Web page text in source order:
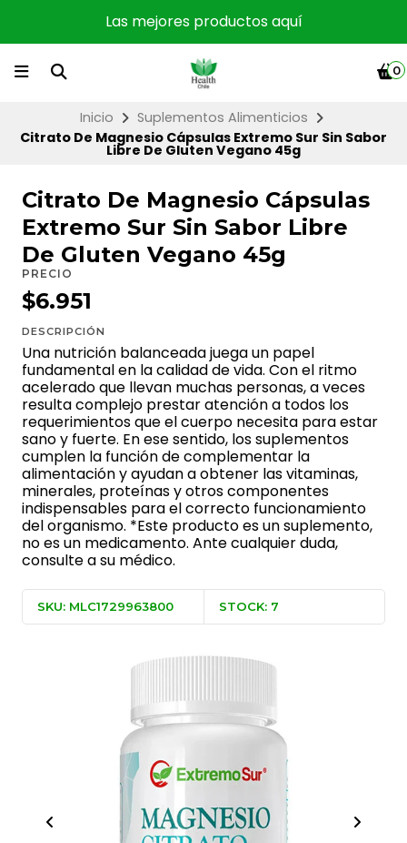
Las mejores productos aquí
0
Inicio
Suplementos Alimenticios
Citrato De Magnesio Cápsulas Extremo Sur Sin Sabor
Libre De Gluten Vegano 45g
Citrato De Magnesio Cápsulas
Extremo Sur Sin Sabor Libre
De Gluten Vegano 45g
PRECIO
$6.951
DESCRIPCIÓN
Una nutrición balanceada juega un papel
fundamental en la calidad de vida. Con el ritmo
acelerado que llevan muchas personas, a veces
resulta complejo prestar atención a todos los
requerimientos que el cuerpo necesita para estar
sano y fuerte. En ese sentido, los suplementos
cumplen la función de complementar la
alimentación y ayudan a obtener las vitaminas,
minerales, proteínas y otros componentes
indispensables para el correcto funcionamiento
del organismo. *Este producto es un suplemento,
no es un medicamento. Ante cualquier duda,
consulte a su médico.
SKU: MLC1729963800 STOCK: 7